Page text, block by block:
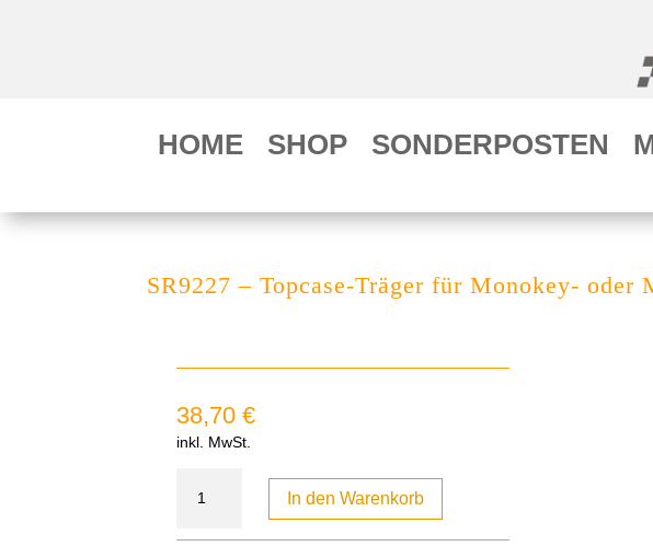
HOME SHOP SONDERPOSTEN
SR9227 – Topcase-Träger für Monokey-
38,70€
inkl. MwSt.
In den Warenkorb